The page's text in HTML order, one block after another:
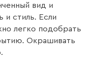
вид и
и стиль. Если
легко подобрать
Окрашивать